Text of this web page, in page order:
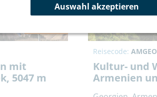
mit
5047 m
Reisecode: AMGEO
Kultur- und
Armenien
Auswahl akzeptieren